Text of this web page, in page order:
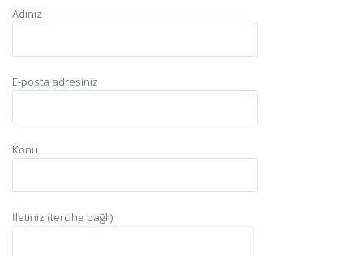
Adınız
E-posta adresiniz
Konu
İletiniz (tercihe bağlı)